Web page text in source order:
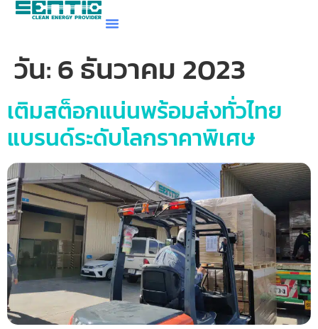
วัน:6 ธันวาคม 2023
เติมสต็อกแน่นพร้อมส่งทั่วไทย
แบรนด์ระดับโลกราคาพิเศษ